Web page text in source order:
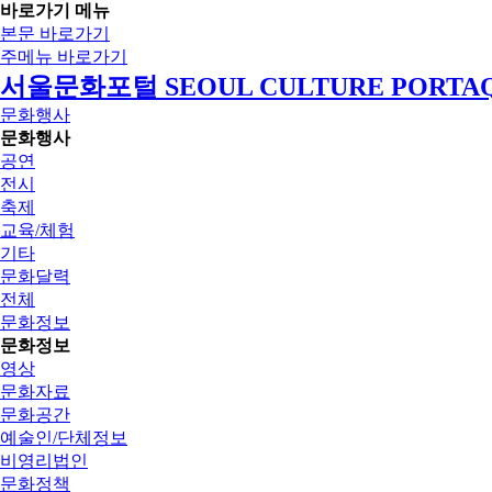
바로가기 메뉴
본문 바로가기
주메뉴 바로가기
서울문화포털 SEOUL CULTURE
문화행사
문화행사
공연
전시
축제
교육/체험
기타
문화달력
전체
문화정보
문화정보
영상
문화자료
문화공간
예술인/단체정보
비영리법인
문화정책